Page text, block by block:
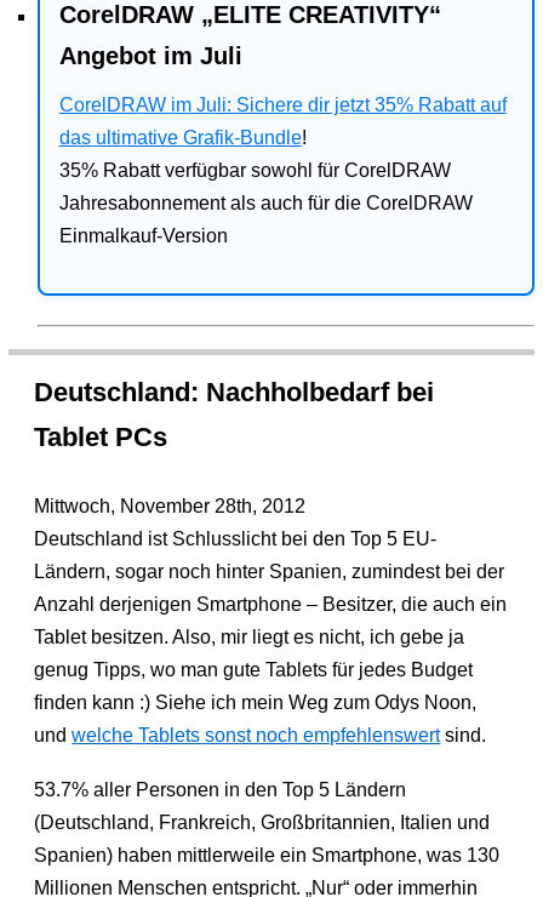
CorelDRAW „ELITE CREATIVITY“
Angebot im Juli
CorelDRAW im Juli: Sichere dir jetzt 35% Rabatt auf
das ultimative Grafik-Bundle!
35% Rabatt verfügbar sowohl für CorelDRAW
Jahresabonnement als auch für die CorelDRAW
Einmalkauf-Version
Deutschland: Nachholbedarf bei
Tablet PCs
Mittwoch, November 28th, 2012
Deutschland ist Schlusslicht bei den Top 5 EU-
Ländern, sogar noch hinter Spanien, zumindest bei der
Anzahl derjenigen Smartphone – Besitzer, die auch ein
Tablet besitzen. Also, mir liegt es nicht, ich gebe ja
genug Tipps, wo man gute Tablets für jedes Budget
finden kann :) Siehe ich mein Weg zum Odys Noon,
undwelche Tablets sonst noch empfehlenswertsind.
53.7% aller Personen in den Top 5 Ländern
(Deutschland, Frankreich, Großbritannien, Italien und
Spanien) haben mittlerweile ein Smartphone, was 130
Millionen Menschen entspricht. „Nur“ oder immerhin